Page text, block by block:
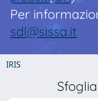
Per
sdl@sissa.it
IRIS